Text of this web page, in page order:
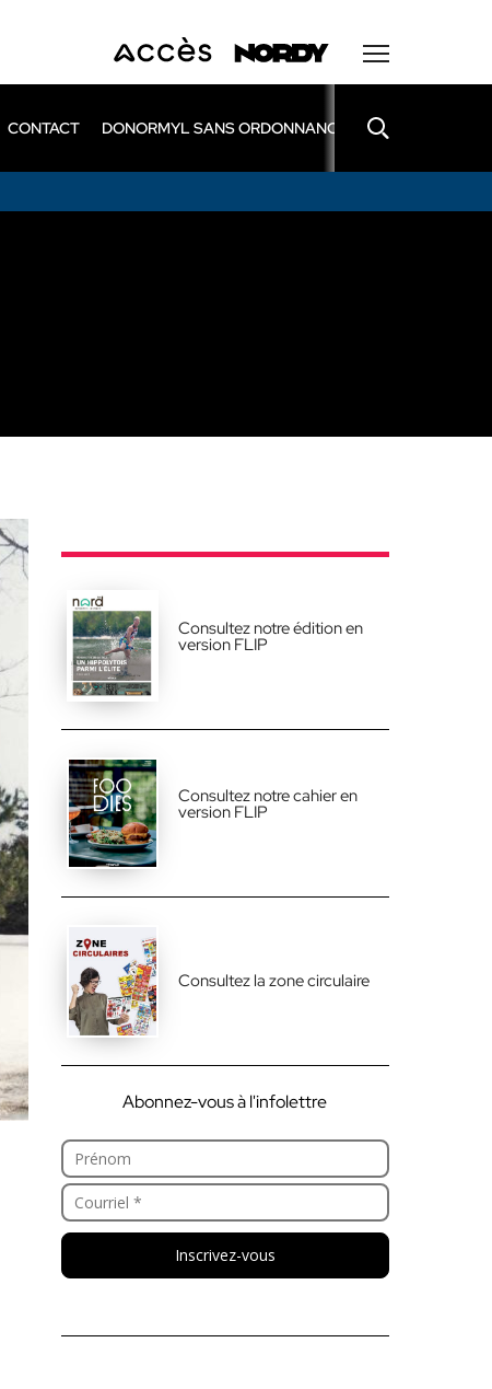
CONTACT DONORMYL SANS ORDONNANCE LEXOMIL SANS
Consultez notre édition en
version FLIP
Consultez notre cahier en
version FLIP
Consultez la zone circulaire
Abonnez-vous à l'infolettre
Inscrivez-vous